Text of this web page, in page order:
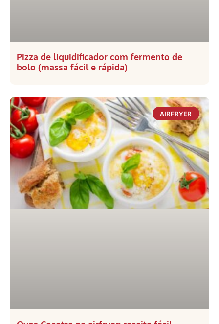
Pizza de liquidificador com fermento de
bolo (massa fácil e rápida)
AIRFRYER